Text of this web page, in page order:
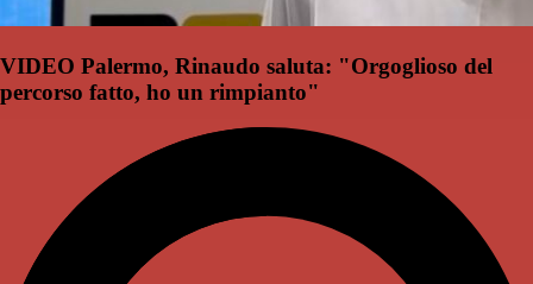
VIDEO Palermo, Rinaudo saluta: "Orgoglioso del
percorso fatto, ho un rimpianto"